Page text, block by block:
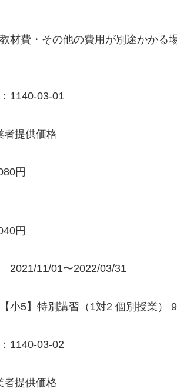
材費・その他の費用が別途かかる
1140-03-01
者提供価格
円
円
2021/11/01〜2022/03/31
小5】特別講習（1対2 個別授業）
1140-03-02
者提供価格